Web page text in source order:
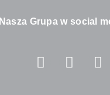
Nasza Grupa w social